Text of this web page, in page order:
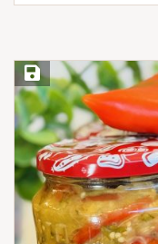
Save Recipe